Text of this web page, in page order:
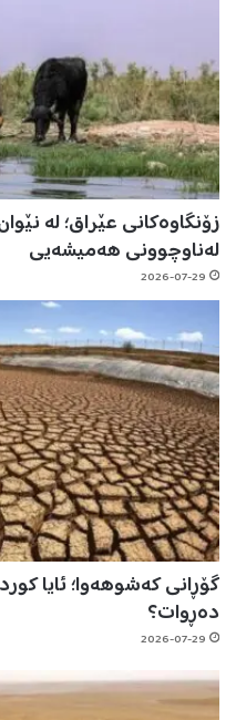
زۆنگاوەکانی عێراق؛ لە
لەناوچوونی هەمیشەیی
2026-07-29
گۆڕانی کەشوهەوا؛ ئایا
دەڕوات؟
2026-07-29